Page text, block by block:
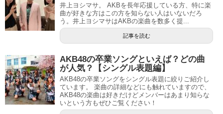
井上ヨシマサ。 AKBを長年応援している方、特に楽
曲が好きな方はこの方を知らない人はいないだろ
う。井上ヨシマサはAKBの楽曲を数多く提...
記事を読む
AKB48の卒業ソングといえば？どの曲
が人気？【シングル表題編】
AKB48の卒業ソングをシングル表題に絞りご紹介し
ています。 楽曲の詳細などにも触れていますので、
AKB48の楽曲は好きだけどメンバーはあまり知らな
いという方もぜひご覧ください！